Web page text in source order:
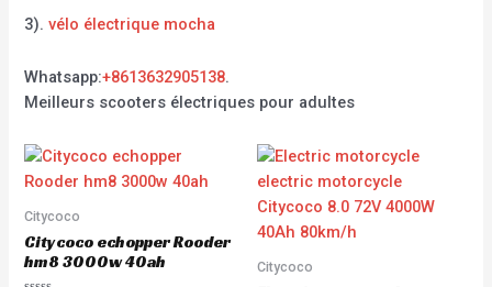
3).vélo électrique mocha
Whatsapp:+8613632905138.
Meilleurs scooters électriques pour adultes
Citycoco
Citycoco echopper Rooder
hm8 3000w 40ah
Citycoco